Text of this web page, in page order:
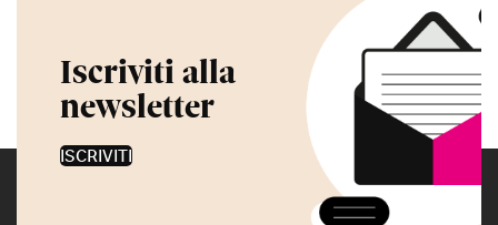
Iscriviti alla
newsletter
ISCRIVITI